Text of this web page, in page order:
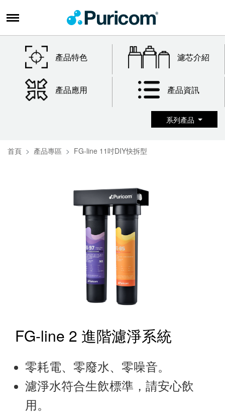
產品特色 濾芯介紹
產品應用 產品資訊
系列產品
首頁 產品專區 FG-line 11吋DIY快拆型
FG-line 2 進階濾淨系統
零耗電、零廢水、零噪音。
濾淨水符合生飲標準，請安心飲
用。